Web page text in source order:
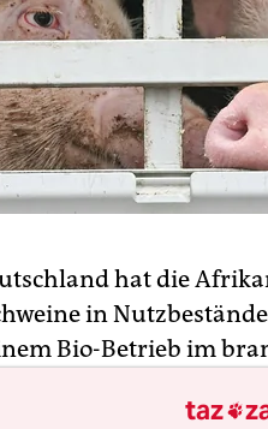
hat die
in
Bio-Betrieb im
Märkisch-
taz 